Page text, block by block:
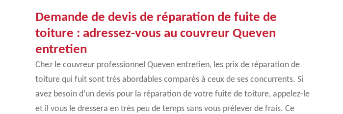
Demande de devis de réparation de fuite de
toiture : adressez-vous au couvreur Queven
entretien
Chez le couvreur professionnel Queven entretien, les prix de réparation de
toiture qui fuit sont très abordables comparés à ceux de ses concurrents. Si
avez besoin d’un devis pour la réparation de votre fuite de toiture, appelez-le
et il vous le dressera en très peu de temps sans vous prélever de frais. Ce